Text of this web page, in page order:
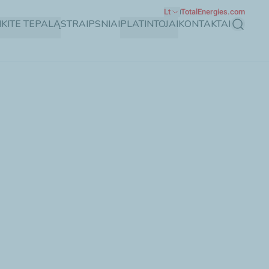
TEPALĄSTRAIPSNIAIPLATINTOJAIKONTAKTAI Paieška
Lt TotalEnergies.com